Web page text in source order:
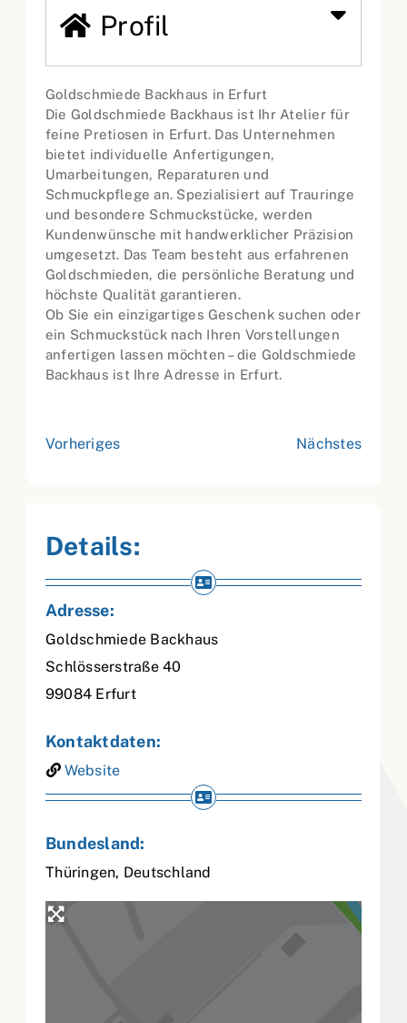
Profil
Goldschmiede Backhaus in Erfurt
Die Goldschmiede Backhaus ist Ihr Atelier für
feine Pretiosen in Erfurt. Das Unternehmen
bietet individuelle Anfertigungen,
Umarbeitungen, Reparaturen und
Schmuckpflege an. Spezialisiert auf Trauringe
und besondere Schmuckstücke, werden
Kundenwünsche mit handwerklicher Präzision
umgesetzt. Das Team besteht aus erfahrenen
Goldschmieden, die persönliche Beratung und
höchste Qualität garantieren.
Ob Sie ein einzigartiges Geschenk suchen oder
ein Schmuckstück nach Ihren Vorstellungen
anfertigen lassen möchten – die Goldschmiede
Backhaus ist Ihre Adresse in Erfurt.
Vorheriges Nächstes
Details:
Adresse:
Goldschmiede Backhaus
Schlösserstraße 40
99084 Erfurt
Kontaktdaten:
Website
Bundesland:
Thüringen, Deutschland